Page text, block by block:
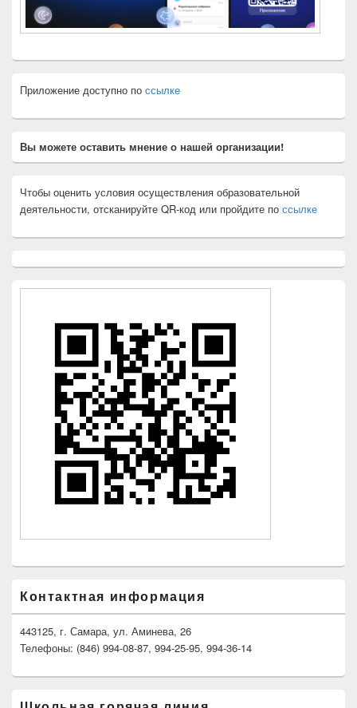
Приложение доступно по ссылке
Вы можете оставить мнение о нашей организации!
Чтобы оценить условия осуществления образовательной
деятельности, отсканируйте QR-код или пройдите по ссылке
Контактная информация
443125, г. Самара, ул. Аминева, 26
Телефоны: (846) 994-08-87, 994-25-95, 994-36-14